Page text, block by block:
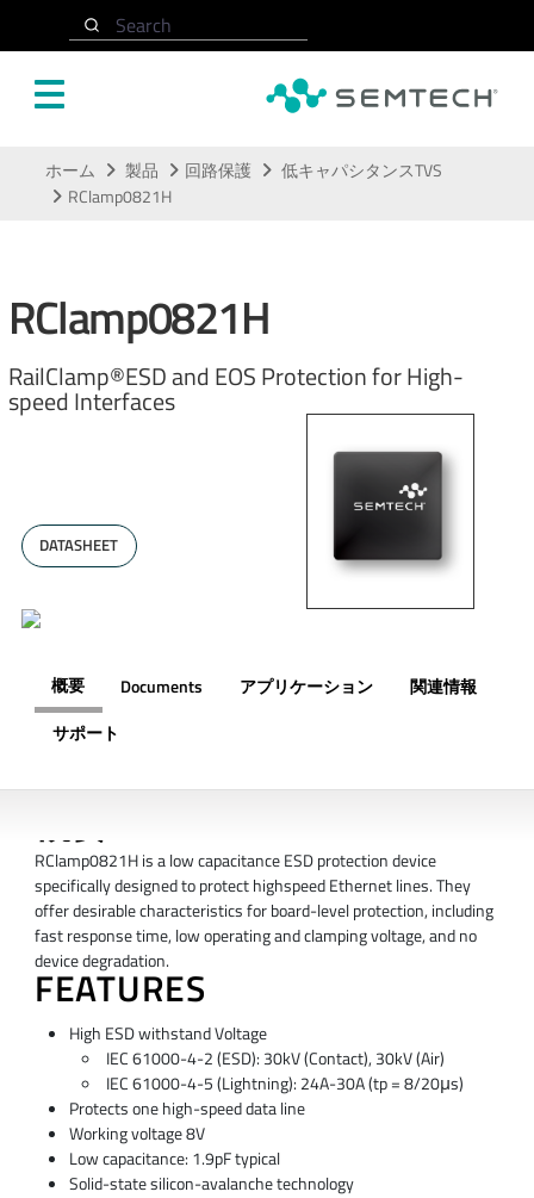
Search
ホーム 製品 回路保護
低キャパシタンスTVS
RClamp0821H
RClamp0821H
RailClamp®ESD and EOS Protection for High-
speed Interfaces
DATASHEET
概要 Documents アプリケーション
関連情報
サポート
RClamp0821H is a low capacitance ESD protection device
specifically designed to protect highspeed Ethernet lines. They
offer desirable characteristics for board-level protection, including
fast response time, low operating and clamping voltage, and no
device degradation.
FEATURES
High ESD withstand Voltage
IEC 61000-4-2 (ESD): 30kV (Contact), 30kV (Air)
IEC 61000-4-5 (Lightning): 24A-30A (tp = 8/20μs)
Protects one high-speed data line
Working voltage 8V
Low capacitance: 1.9pF typical
Solid-state silicon-avalanche technology